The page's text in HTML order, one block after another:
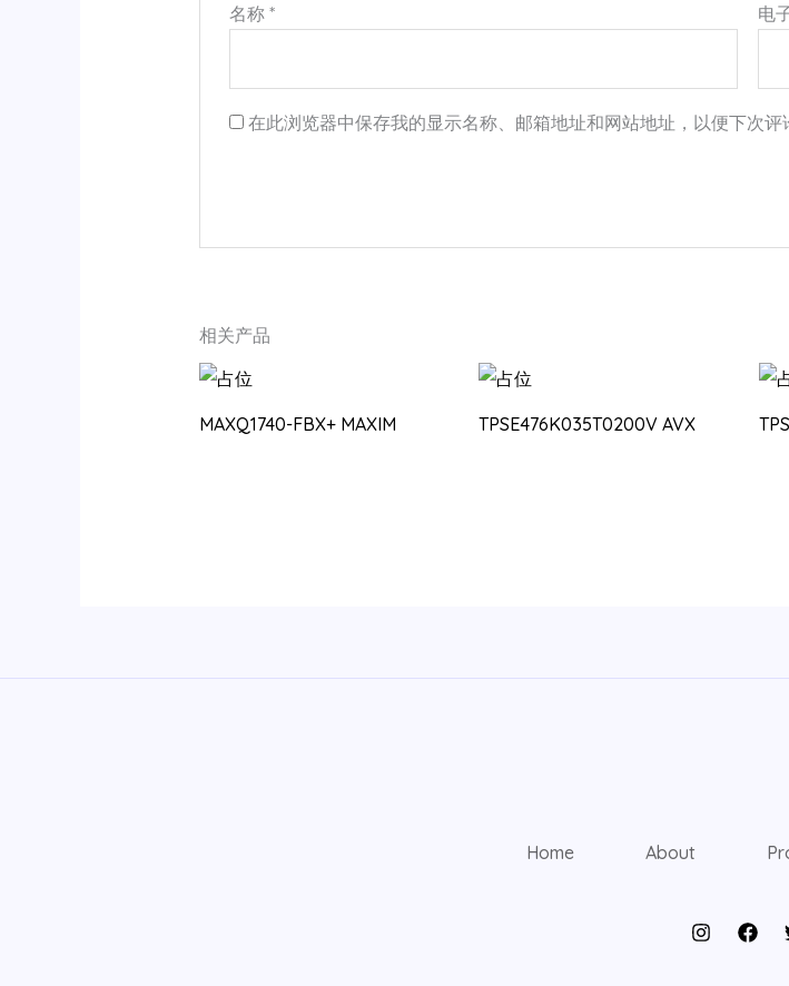
名称* 电
在此浏览器中保存我的显示名称、邮箱地址和网站地址，以便下次评
相关产品
MAXQ1740-FBX+ MAXIM TPSE476K035T0200V AVX
Home About